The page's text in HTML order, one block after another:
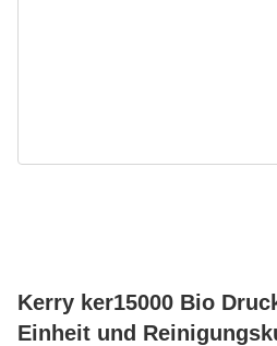
Kerry ker15000 Bio
Einheit und